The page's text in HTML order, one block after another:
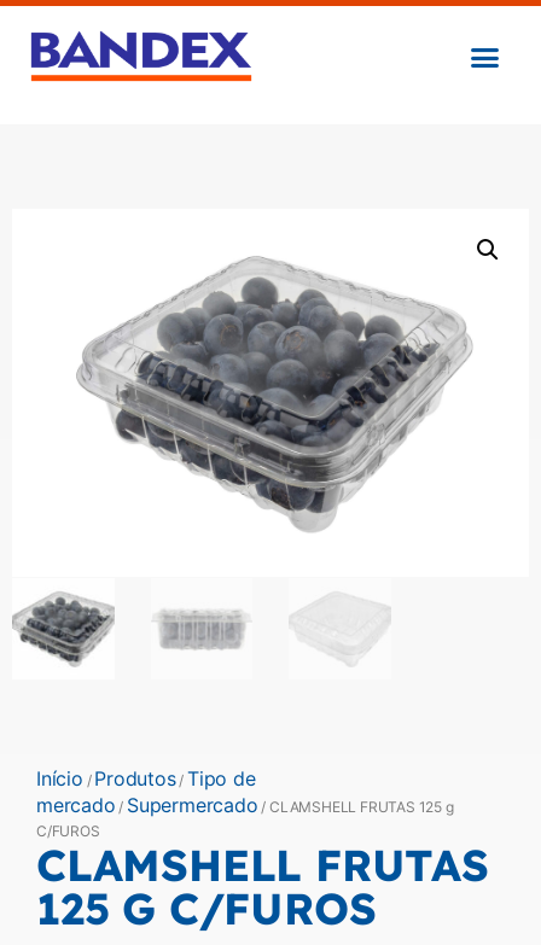
Início / Produtos/ Tipo de
mercado / Supermercado / CLAMSHELL FRUTAS 125 g
C/FUROS
CLAMSHELL FRUTAS
125 G C/FUROS